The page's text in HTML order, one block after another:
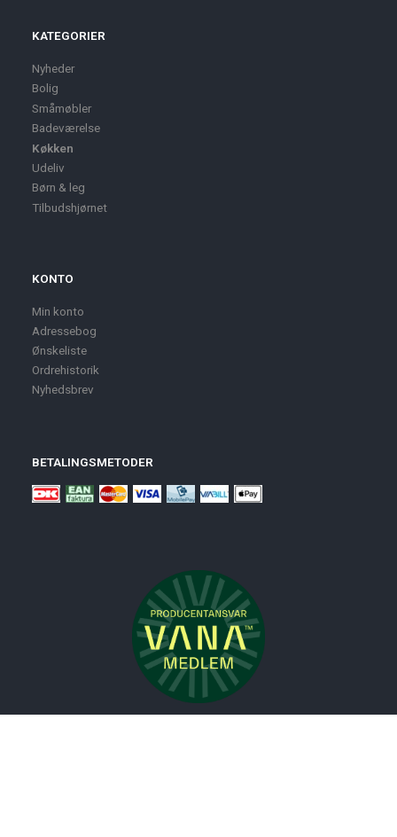
KATEGORIER
Nyheder
Bolig
Småmøbler
Badeværelse
Køkken
Udeliv
Børn & leg
Tilbudshjørnet
KONTO
Min konto
Adressebog
Ønskeliste
Ordrehistorik
Nyhedsbrev
BETALINGSMETODER